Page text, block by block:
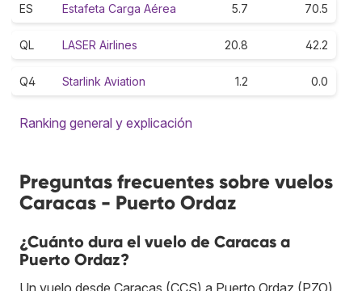
ES Estafeta Carga Aérea 5.7 70.5
QL LASER Airlines 20.8 42.2
Q4 Starlink Aviation 1.2 0.0
Ranking general y explicación
Preguntas frecuentes sobre vuelos
Caracas - Puerto Ordaz
¿Cuánto dura el vuelo de Caracas a
Puerto Ordaz?
Un vuelo desde Caracas (CCS) a Puerto Ordaz (PZO)